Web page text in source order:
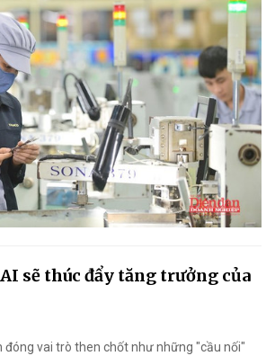
sẽ thúc đẩy tăng trưởng của
đóng vai trò then chốt như những "cầu nối"